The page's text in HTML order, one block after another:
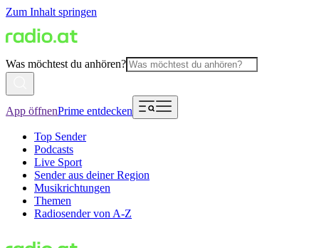
Zum Inhalt springen
Was möchtest du anhören?
App öffnenPrime entdecken
Top Sender
Podcasts
Live Sport
Sender aus deiner Region
Musikrichtungen
Themen
Radiosender von A-Z